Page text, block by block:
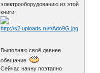
электрооборудованию из этой
книги:
Выполняю своё давнее
обещание
Сейчас начну поэтапно